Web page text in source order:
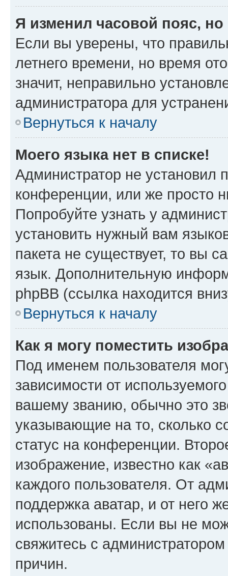
Я изменил часовой пояс,
Если вы уверены, что
летнего времени, но время
значит, неправильно
администратора для
Вернуться к началу
Моего языка нет в списке!
Администратор не установил
конференции, или же просто
Попробуйте узнать у
установить нужный вам
пакета не существует, то вы
язык. Дополнительную
phpBB (ссылка находится
Вернуться к началу
Как я могу поместить
Под именем пользователя
зависимости от
вашему званию, обычно это
указывающие на то, сколько
статус на конференции.
изображение, известно как
каждого пользователя. От
поддержка аватар, и от него
использованы. Если вы не
свяжитесь с
причин.